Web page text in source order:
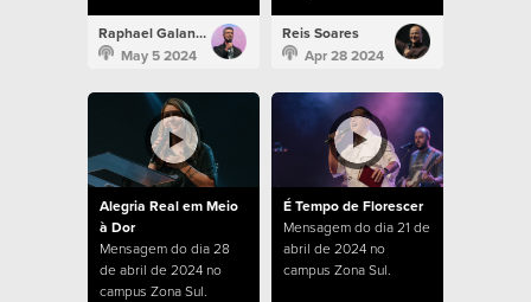
Raphael Galante
May 5 2024
Reis Soares
Apr 28 2024
Alegria Real em Meio
à Dor
Mensagem do dia 28
de abril de 2024 no
campus Zona Sul.
É Tempo de Florescer
Mensagem do dia 21 de
abril de 2024 no
campus Zona Sul.